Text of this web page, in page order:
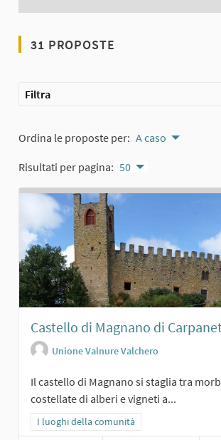
31 PROPOSTE
Filtra
Ordina le proposte per: A caso
Risultati per pagina: 50
Castello di Magnano di
Unione Valnure Valchero
Il castello di Magnano si staglia tra
costellate di alberi e vigneti a...
Filtra i risultati per categoria: I luoghi della
I luoghi della comunità